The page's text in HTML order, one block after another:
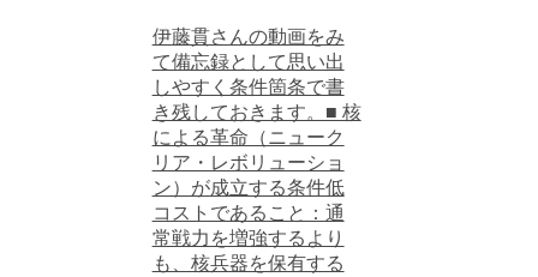
伊藤貫さんの動画をみ
て備忘録として思い出
しやすく条件箇条で書
き残しておきます。■ 核
による革命（ニューク
リア・レボリューショ
ン）が成立する条件低
コストであること：通
常戦力を増強するより
も、核兵器を保有する